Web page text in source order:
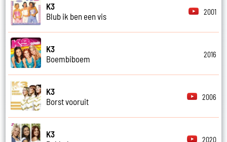
K3
Blub ik ben een vis
2001
K3
Boembiboem
2016
K3
Borst vooruit
2006
K3
2020